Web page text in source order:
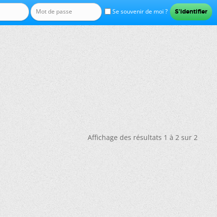
Se souvenir de moi ?
Affichage des résultats 1 à 2 sur 2